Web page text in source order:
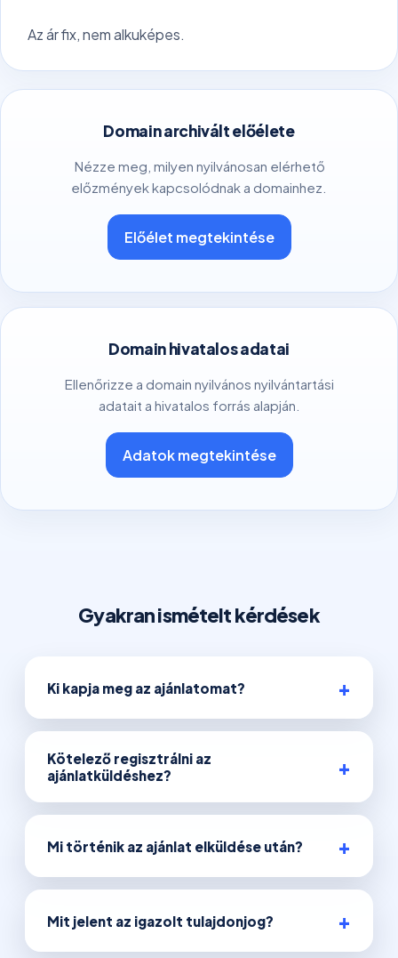
Az ár fix, nem alkuképes.
Domain archivált előélete
Nézze meg, milyen nyilvánosan elérhető
előzmények kapcsolódnak a domainhez.
Előélet megtekintése
Domain hivatalos adatai
Ellenőrizze a domain nyilvános nyilvántartási
adatait a hivatalos forrás alapján.
Adatok megtekintése
Gyakran ismételt kérdések
Ki kapja meg az ajánlatomat?
Kötelező regisztrálni az
ajánlatküldéshez?
Mi történik az ajánlat elküldése után?
Mit jelent az igazolt tulajdonjog?